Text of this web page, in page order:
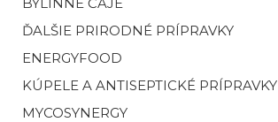
ĎALŠIE PRIRODNÉ PRÍPRAVKY
ENERGYFOOD
KÚPELE A ANTISEPTICKÉ PRÍPRAVKY
MYCOSYNERGY